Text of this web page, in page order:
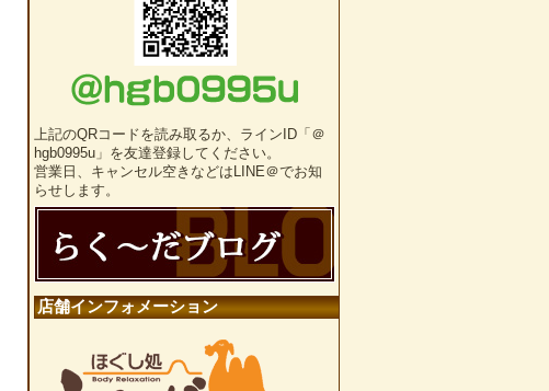
上記のQRコードを読み取るか、ラインID「＠
hgb0995u」を友達登録してください。
営業日、キャンセル空きなどはLINE＠でお知
らせします。
店舗インフォメーション